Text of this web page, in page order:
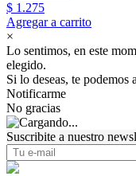
$ 1.275
Agregar a carrito
×
Lo sentimos, en este
elegido.
Si lo deseas, te
Notificarme
No gracias
Suscribite a nuestro